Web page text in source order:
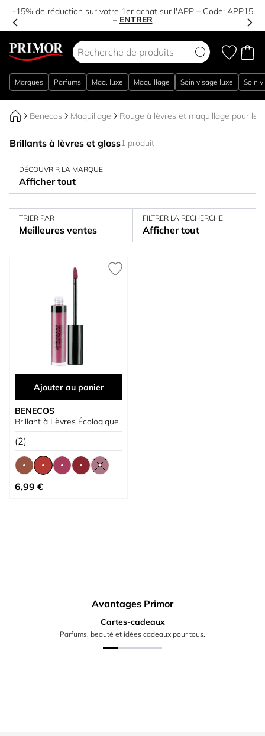
-15% de réduction sur votre 1er achat sur l'APP – Code: APP15
– ENTRER
Marques Parfums Maq. luxe Maquillage Soin visage luxe Soin
Benecos Maquillage Rouge à lèvres et maquillage pour les
Brillants à lèvres et gloss1 produit
DÉCOUVRIR LA MARQUE
Afficher tout
TRIER PAR
Meilleures ventes
FILTRER LA RECHERCHE
Afficher tout
Ajouter au panier
BENECOS
Brillant à Lèvres Écologique
(2)
À partir de
6,99 €
Avantages Primor
Cartes-cadeaux
Parfums, beauté et idées cadeaux pour tous.